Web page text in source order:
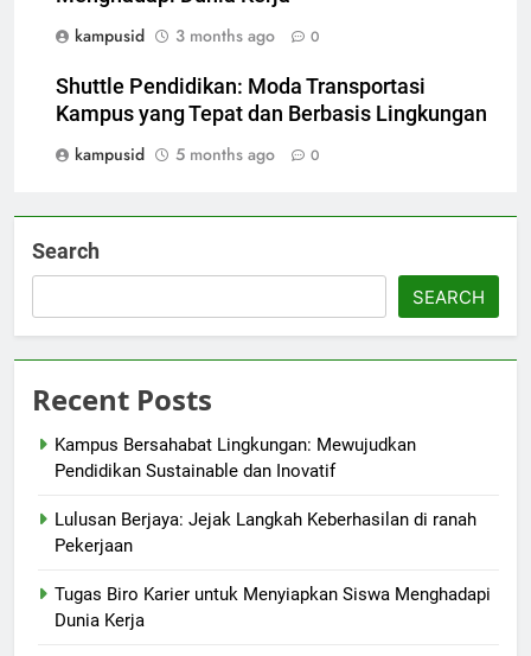
kampusid
3 months ago 0
Shuttle Pendidikan: Moda Transportasi
Kampus yang Tepat dan Berbasis Lingkungan
kampusid
5 months ago 0
Search
SEARCH
Recent Posts
Kampus Bersahabat Lingkungan: Mewujudkan
Pendidikan Sustainable dan Inovatif
Lulusan Berjaya: Jejak Langkah Keberhasilan di ranah
Pekerjaan
Tugas Biro Karier untuk Menyiapkan Siswa Menghadapi
Dunia Kerja